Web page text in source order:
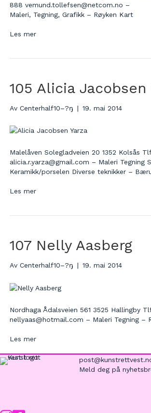
888 vemund.tollefsen@netcom.no –
Maleri, Tegning, Grafikk – Røyken Kart
Les mer
105 Alicia Jacobsen
Av Centerhalf10–?ŋ | 19. mai 2014
Malelåven Solegladveien 20 1352 Kolsås
alicia.r.yarza@gmail.com – Maleri Tegning
Keramikk/porselen Diverse teknikker –
Les mer
107 Nelly Aasberg
Av Centerhalf10–?ŋ | 19. mai 2014
Nordhaga Ådalsveien 561 3525 Hallingby
nellyaas@hotmail.com – Maleri Tegning –
Les mer
Meld deg på